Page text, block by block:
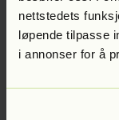
nettstedets
løpende tilpasse
i annonser for å